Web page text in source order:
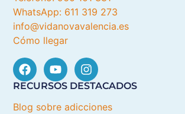
WhatsApp: 611 319 273
info@vidanovavalencia.es
Cómo llegar
RECURSOS DESTACADOS
Blog sobre adicciones